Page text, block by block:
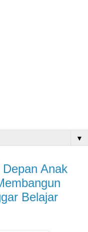
▼
Anak
Belajar